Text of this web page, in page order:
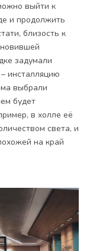
выйти к
и продолжить
близость к
задумали
инсталляцию
выбрали
будет
в холле её
света, и
на край